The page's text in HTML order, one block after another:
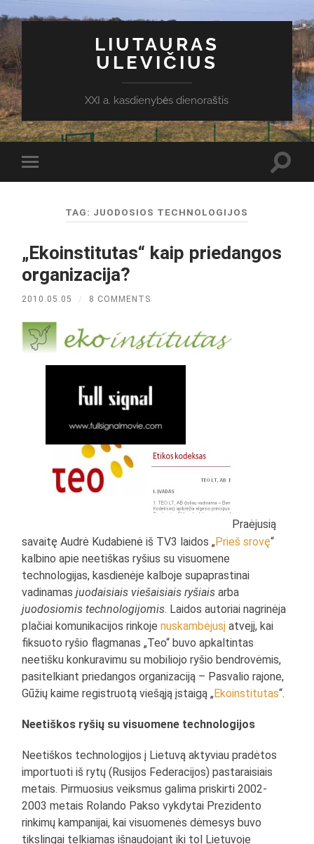
LIUTAURAS
ULEVIČIUS
XXI a. kasdienybės dienoraštis
Toggle
mobile
TAG: JUODOSIOS TECHNOLOGIJOS
„Ekoinstitutas“ kaip priedangos
organizacija?
2010.05.05 / 8 COMMENTS
Praėjusią
savaitę Audrė Kudabienė iš TV3 laidos „Prieš srovę“
kalbino apie neetiškas ryšius su visuomene
technologijas, kasdienėje kalboje supaprastinai
vadinamasjuodaisiais viešaisiais ryšiais arba
juodosiomis technologijomis. Laidos autoriai nagrinėja
plačiai komunikacijos rinkojenuskambėjusį atvejį, kai
fiksuoto ryšio flagmanas „Teo“ buvo apkaltintas
neetišku konkuravimu su mobiliojo ryšio bendrovėmis,
pasitelkiant priedangos organizaciją – Pasvalio rajone,
Gūžių kaime registruotą viešąją įstaigą „Ekoinstitutas“.
Neetiškos ryšių su visuomene technologijos
Neetiškos technologijos į Lietuvą aktyviau pradėtos
importuoti iš rytų (Rusijos Federacijos) pastaraisiais
metais. Pirmuosius veiksmus galima priskirti 2002-
2003 metais Rolando Pakso vykdytai Prezidento
rinkimų kampanijai, kai visuomenės dėmesys buvo
tikslingai telkiamas išnaudojant iki tol Lietuvoje